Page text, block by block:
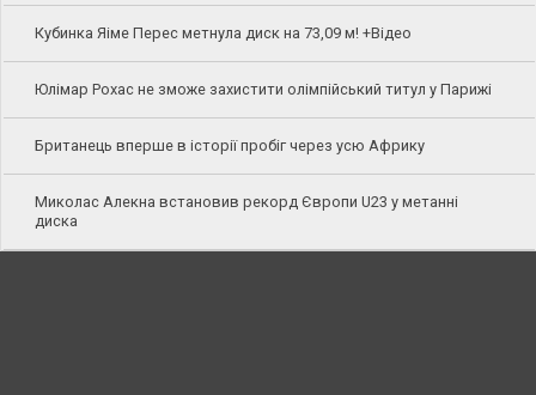
Кубинка Яіме Перес метнула диск на 73,09 м! +Відео
Юлімар Рохас не зможе захистити олімпійський титул у Парижі
Британець вперше в історії пробіг через усю Африку
Миколас Алекна встановив рекорд Європи U23 у метанні
диска